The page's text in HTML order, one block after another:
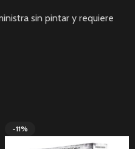
sin pintar y requiere
-11%